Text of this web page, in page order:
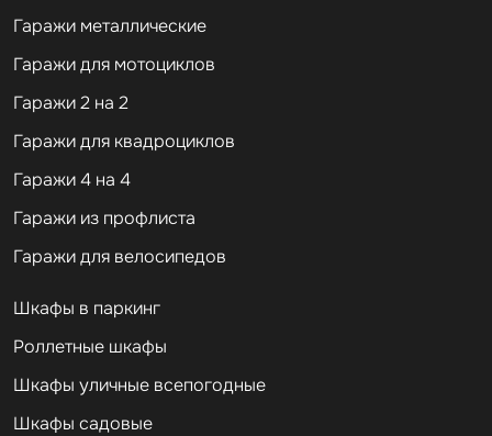
Гаражи металлические
Гаражи для мотоциклов
Гаражи 2 на 2
Гаражи для квадроциклов
Гаражи 4 на 4
Гаражи из профлиста
Гаражи для велосипедов
Шкафы в паркинг
Роллетные шкафы
Шкафы уличные всепогодные
Шкафы садовые